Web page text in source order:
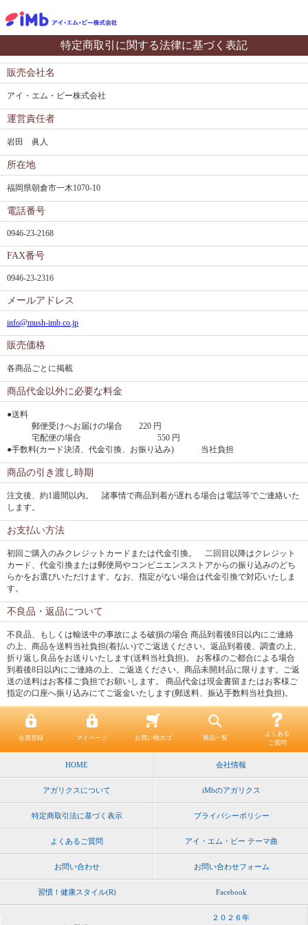
特定商取引に関する法律に基づく表記
販売会社名
アイ・エム・ビー株式会社
運営責任者
岩田 眞人
所在地
福岡県朝倉市一木1070-10
電話番号
0946-23-2168
FAX番号
0946-23-2316
メールアドレス
info@mush-imb.co.jp
販売価格
各商品ごとに掲載
商品代金以外に必要な料金
●送料
郵便受けへお届けの場合 220 円
宅配便の場合 550 円
●手数料(カード決済、代金引換、お振り込み) 当社負担
商品の引き渡し時期
注文後、約1週間以内。 諸事情で商品到着が遅れる場合は電話等でご連絡いた
します。
お支払い方法
初回ご購入のみクレジットカードまたは代金引換。 二回目以降はクレジット
カード、代金引換または郵便局やコンビニエンスストアからの振り込みのどち
らかをお選びいただけます。なお、指定がない場合は代金引換で対応いたしま
す。
不良品・返品について
不良品、もしくは輸送中の事故による破損の場合 商品到着後8日以内にご連絡
の上、商品を送料当社負担(着払い)でご返送ください。返品到着後、調査の上、
折り返し良品をお送りいたします(送料当社負担)。 お客様のご都合による場合
到着後8日以内にご連絡の上、ご返送ください。商品未開封品に限ります。ご返
送の送料はお客様ご負担でお願いします。 商品代金は現金書留またはお客様ご
指定の口座へ振り込みにてご返金いたします(郵送料、振込手数料当社負担)。
会員登録 マイページ お買い物カゴ 商品一覧
よくある
ご質問
HOME 会社情報
アガリクスについて iMbのアガリクス
特定商取引法に基づく表示 プライバシーポリシー
よくあるご質問 アイ・エム・ビー テーマ曲
お問い合わせ お問い合わせフォーム
習慣！健康スタイル(R) Facebook
２０２６年